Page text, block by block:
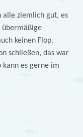
alle ziemlich gut, es
übermäßige
keinen Flop.
schließen, das war
kann es gerne im